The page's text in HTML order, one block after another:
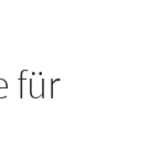
für